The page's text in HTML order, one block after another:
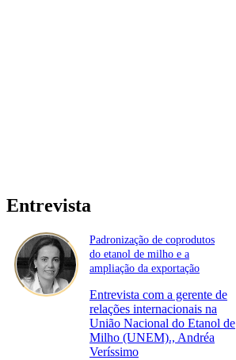
Entrevista
Padronização de coprodutos
do etanol de milho e a
ampliação da exportação
Entrevista com a gerente de
relações internacionais na
União Nacional do Etanol de
Milho (UNEM)., Andréa
Veríssimo